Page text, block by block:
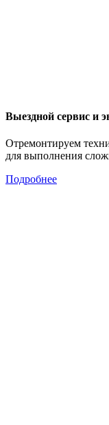
Выездной сервис и
Отремонтируем
для выполнения
Подробнее